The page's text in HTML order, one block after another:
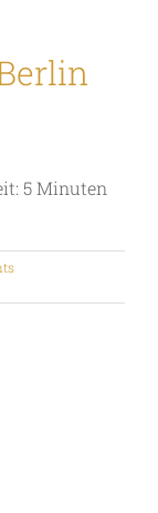
5 Minuten